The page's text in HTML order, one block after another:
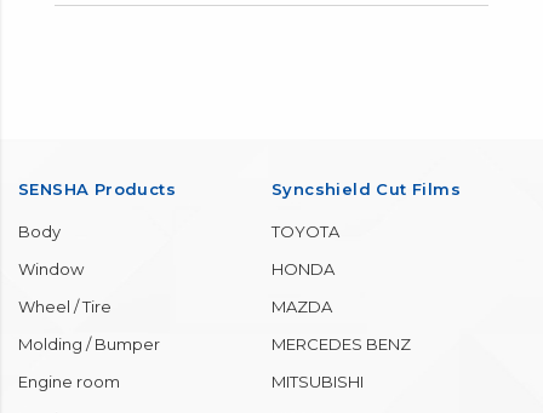
SENSHA Products
Body
Window
Wheel / Tire
Molding / Bumper
Engine room
Syncshield Cut Films
TOYOTA
HONDA
MAZDA
MERCEDES BENZ
MITSUBISHI